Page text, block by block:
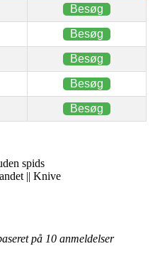
Besøg
Besøg
Besøg
Besøg
Besøg
spids
|| Knive
på 10 anmeldelser